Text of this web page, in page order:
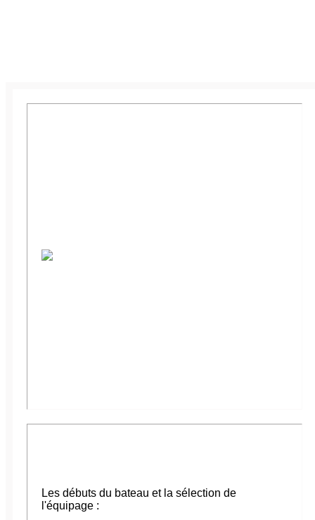
Les débuts du bateau et la sélection de
l'équipage :